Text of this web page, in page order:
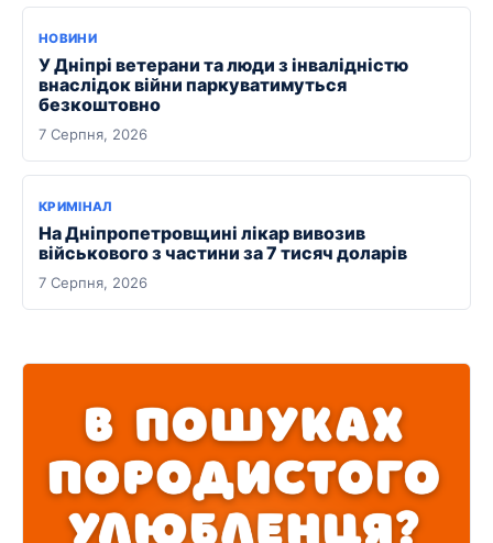
НОВИНИ
У Дніпрі ветерани та люди з інвалідністю
внаслідок війни паркуватимуться
безкоштовно
7 Серпня, 2026
КРИМІНАЛ
На Дніпропетровщині лікар вивозив
військового з частини за 7 тисяч доларів
7 Серпня, 2026